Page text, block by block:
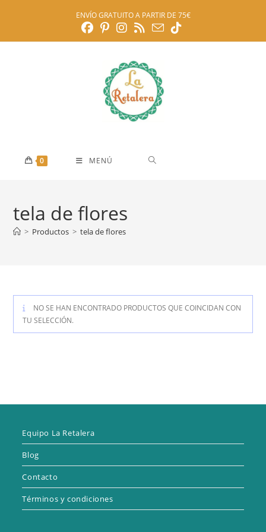
ENVÍO GRATUITO A PARTIR DE 75€
0 MENÚ
tela de flores
> Productos > tela de flores
NO SE HAN ENCONTRADO PRODUCTOS QUE COINCIDAN CON
TU SELECCIÓN.
Equipo La Retalera
Blog
Contacto
Términos y condiciones